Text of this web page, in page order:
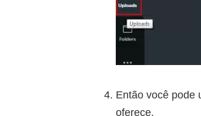
Então você pode
oferece.